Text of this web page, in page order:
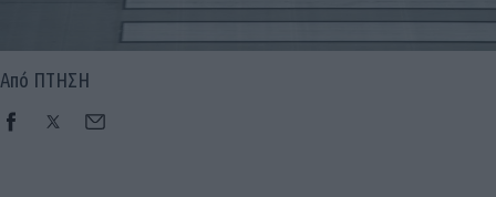
Social
Από ΠΤΗΣΗ